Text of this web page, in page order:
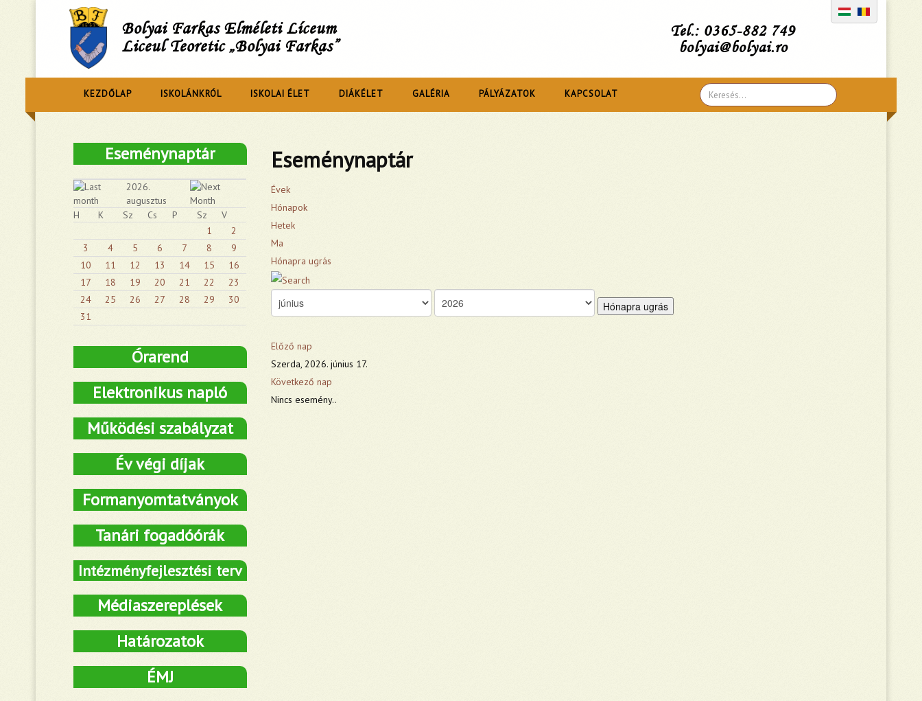
Bolyai Farkas Elméleti Líceum
Liceul Teoretic „Bolyai Farkas”
Tel.: 0365-882 749
bolyai@bolyai.ro
Search
...
KEZDŐLAP ISKOLÁNKRÓL ISKOLAI ÉLET DIÁKÉLET GALÉRIA PÁLYÁZATOK KAPCSOLAT
Eseménynaptár
Évek
Hónapok
Hetek
Ma
Hónapra ugrás
Hónapra ugrás
Előző nap
Szerda, 2026. június 17.
Következő nap
Nincs esemény..
Eseménynaptár
2026.
augusztus
H
K Sz Cs P Sz
V
1
2
3
4 5 6 7 8
9
10
11 12 13 14 15
16
17
18 19 20 21 22
23
24
25 26 27 28 29
30
31
Órarend
Elektronikus napló
Működési szabályzat
Év végi díjak
Formanyomtatványok
Tanári fogadóórák
Intézményfejlesztési terv
Médiaszereplések
Határozatok
ÉMJ